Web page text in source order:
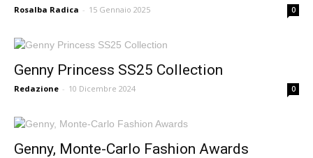
Rosalba Radica - 15 Gennaio 2025 0
Genny Princess SS25 Collection
Redazione - 10 Dicembre 2024 0
Genny, Monte-Carlo Fashion Awards